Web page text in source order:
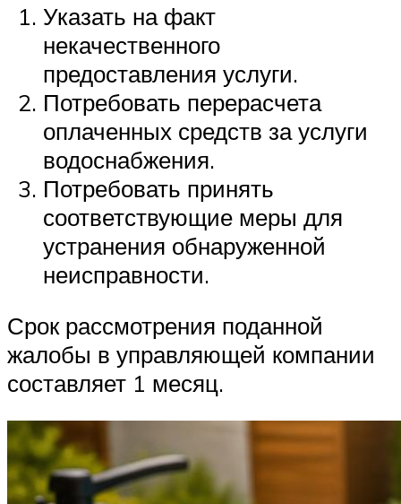
Указать на факт
некачественного
предоставления услуги.
Потребовать перерасчета
оплаченных средств за услуги
водоснабжения.
Потребовать принять
соответствующие меры для
устранения обнаруженной
неисправности.
Срок рассмотрения поданной
жалобы в управляющей компании
составляет 1 месяц.